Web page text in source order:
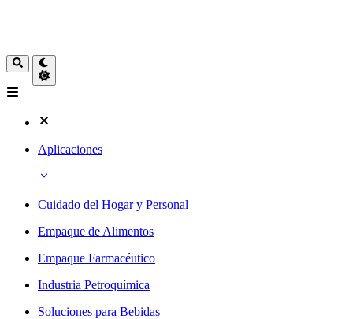
Aplicaciones
Cuidado del Hogar y Personal
Empaque de Alimentos
Empaque Farmacéutico
Industria Petroquímica
Soluciones para Bebidas